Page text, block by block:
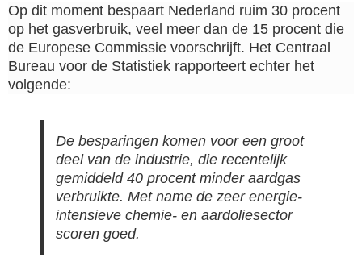
Op dit moment bespaart Nederland ruim 30 procent
op het gasverbruik, veel meer dan de 15 procent die
de Europese Commissie voorschrijft. Het Centraal
Bureau voor de Statistiek rapporteert echter het
volgende:
De besparingen komen voor een groot
deel van de industrie, die recentelijk
gemiddeld 40 procent minder aardgas
verbruikte. Met name de zeer energie-
intensieve chemie- en aardoliesector
scoren goed.